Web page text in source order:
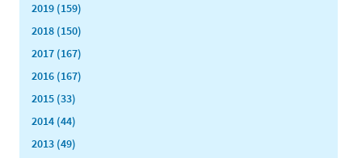
2019 (159)
2018 (150)
2017 (167)
2016 (167)
2015 (33)
2014 (44)
2013 (49)